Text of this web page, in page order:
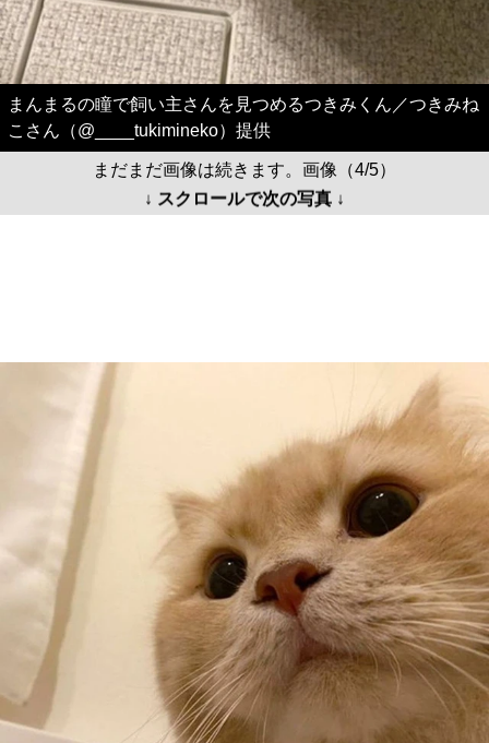
まんまるの瞳で飼い主さんを見つめるつきみくん／つきみね
こさん（@____tukimineko）提供
まだまだ画像は続きます。画像（4/5）
↓ スクロールで次の写真 ↓